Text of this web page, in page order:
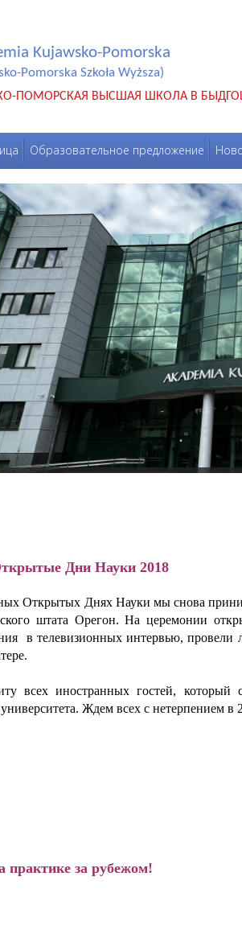
Kujawsko-Pomorska
Pomorska Szkoła Wyższa)
ПОМОРСКАЯ ВЫСШАЯ ШКОЛА В
Образовательное предложение
Дни Науки 2018
Открытых Днях Науки мы снова
штата Орегон. На церемонии
в телевизионных интервью,
всех иностранных гостей, который
Ждем всех с нетерпением в
практике за рубежом!